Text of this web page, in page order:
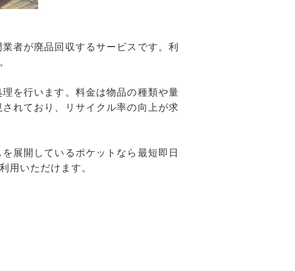
者が廃品回収するサービスです。利
を行います。料金は物品の種類や量
れており、リサイクル率の向上が求
展開しているポケットなら最短即日
用いただけます。